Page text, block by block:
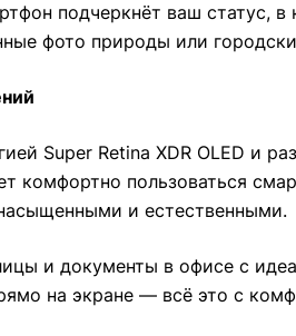
подчеркнёт ваш статус,
фото природы или
Super Retina XDR OLED и
комфортно пользоваться
и естественными.
и документы в офисе с
на экране — всё это с